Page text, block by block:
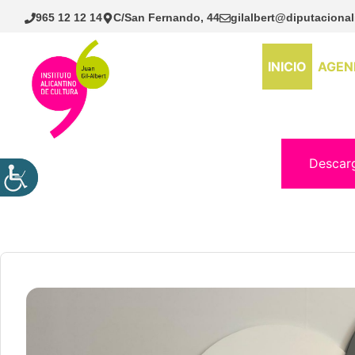
Saltar
965 12 12 14 C/San Fernando, 44
INICIO